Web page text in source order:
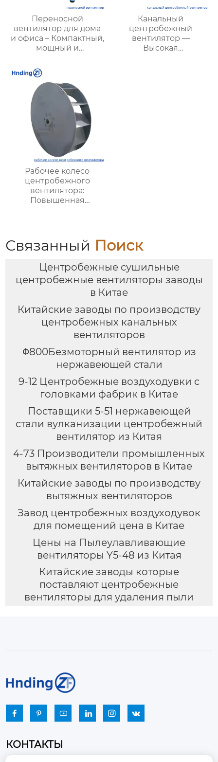
Переносной
вентилятор для дома
и офиса – Компактный,
мощный и
для охлаждения в
любом помещении
Канальный
центробежный
вентилятор —
Высокая
Рабочее колесо
центробежного
вентилятора:
Повышенная
систем вентиляции
Связанный Поиск
Центробежные сушильные
центробежные вентиляторы заводы
в Китае
Китайские заводы по производству
центробежных канальных
вентиляторов
Φ800Безмоторный вентилятор из
нержавеющей стали
9-12 Центробежные воздуходувки с
головками фабрик в Китае
Поставщики 5-51 нержавеющей
стали вулканизации центробежный
вентилятор из Китая
4-73 Производители промышленных
вытяжных вентиляторов в Китае
Китайские заводы по производству
вытяжных вентиляторов
Завод центробежных воздуходувок
для помещений цена в Китае
Цены на Пылеулавливающие
вентиляторы Y5-48 из Китая
Китайские заводы которые
поставляют центробежные
вентиляторы для удаления пыли
     
КОНТАКТЫ